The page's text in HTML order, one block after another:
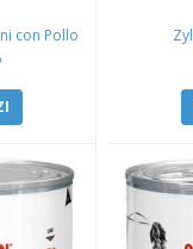
con Pollo